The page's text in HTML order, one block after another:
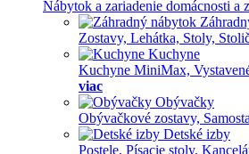
Nábytok a zariadenie domácnosti a
Zostavy, Lehátka, Stoly,
Kuchyne
Kuchyne MiniMax,
viac
Obývačky
Obývačkové zostavy,
Detské izby
Postele, Písacie stoly,